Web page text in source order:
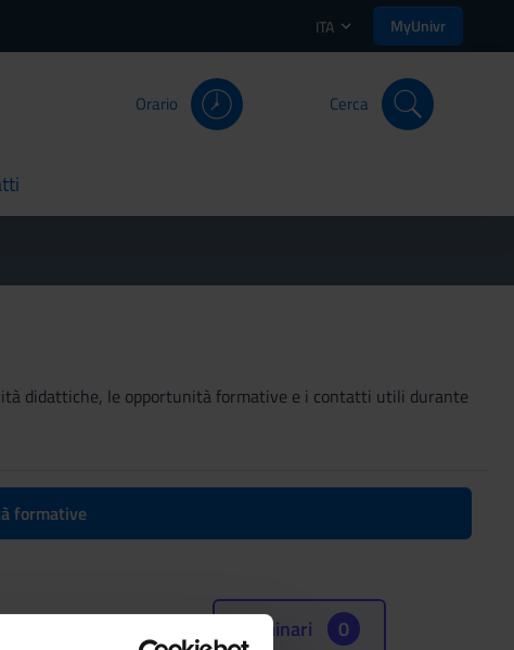
ITA MyUnivr
Orario Cerca
didattiche, le opportunità formative e i contatti utili durante
formative
Seminari 0